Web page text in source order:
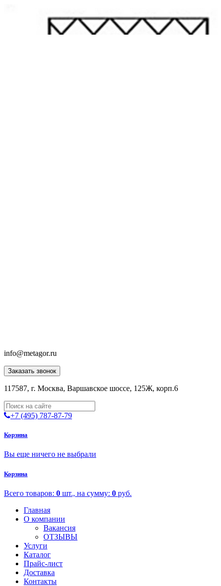
info@metagor.ru
Заказать звонок
117587, г. Москва, Варшавское шоссе, 125Ж, корп.6
+7 (495) 787-87-79
Корзина
Вы еще ничего не выбрали
Корзина
Всего товаров: 0 шт., на сумму: 0 руб.
Главная
О компании
Вакансия
ОТЗЫВЫ
Услуги
Каталог
Прайс-лист
Доставка
Контакты